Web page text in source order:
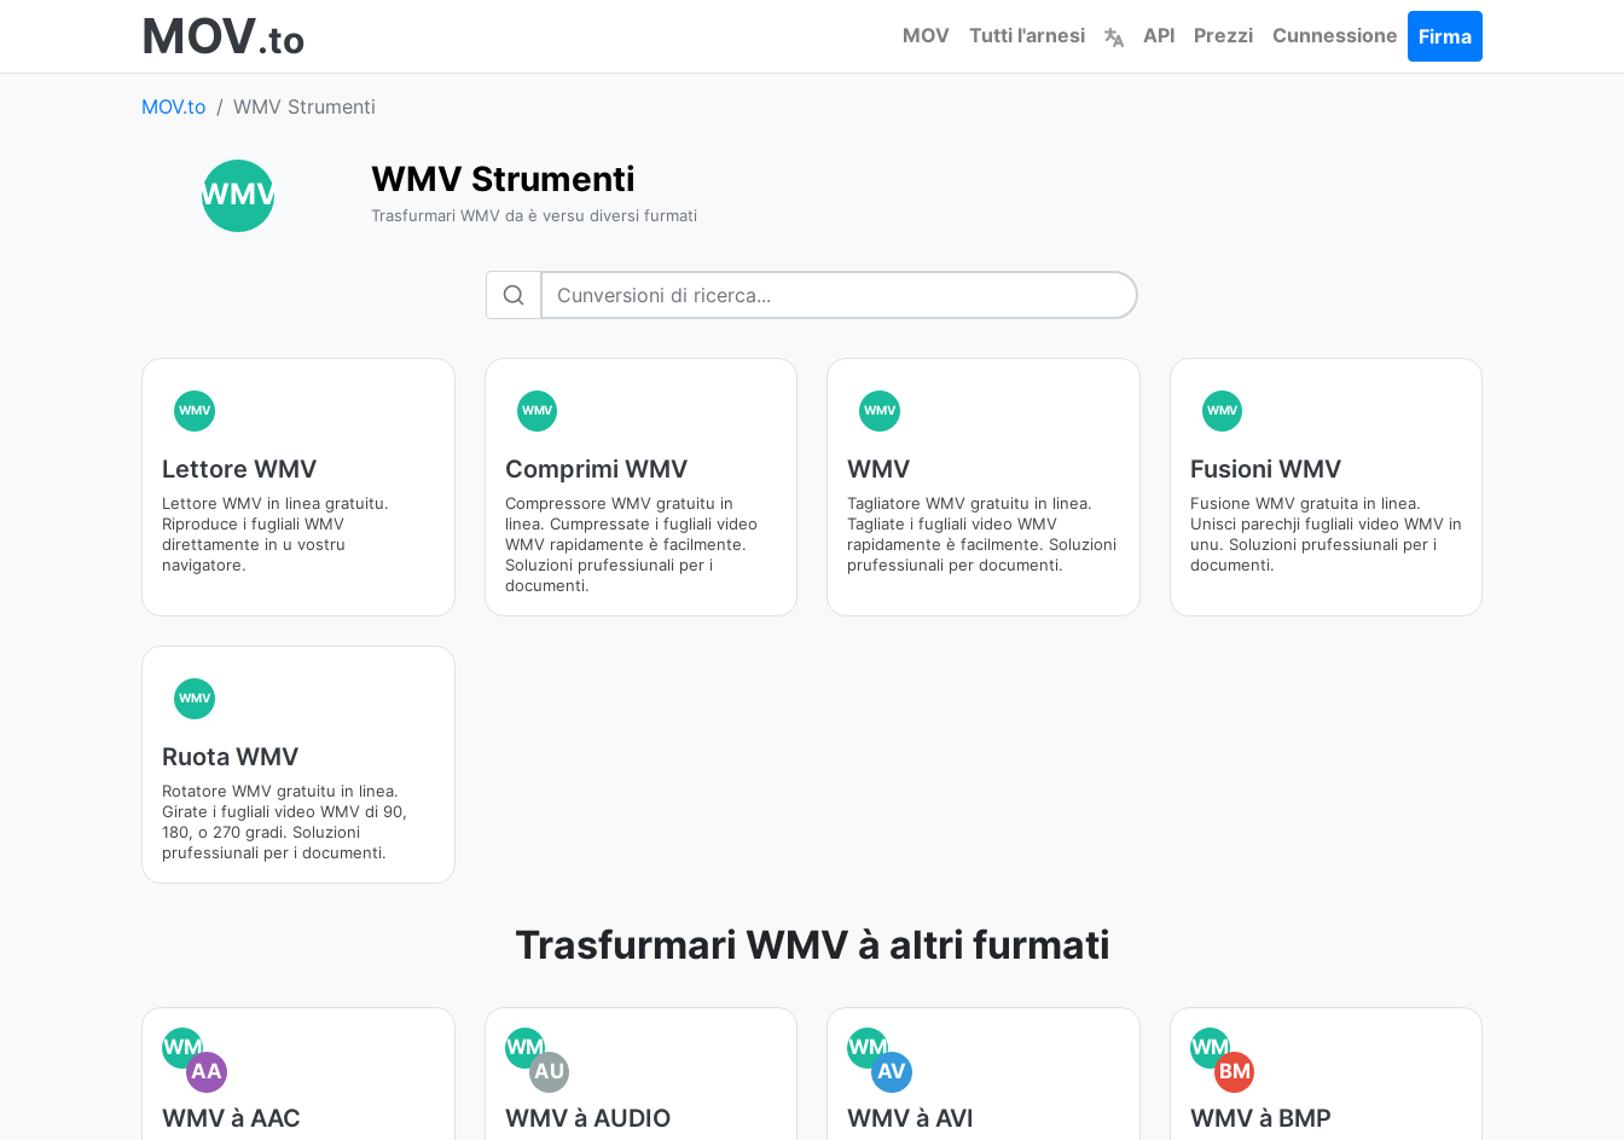
MOV.to MOV Tutti l'arnesi API Prezzi Cunnessione Firma
MOV.to WMV Strumenti
WMV WMV Strumenti
Trasfurmari WMV da è versu diversi furmati
WMV
Lettore WMV
Lettore WMV in linea gratuitu.
Riproduce i fugliali WMV
direttamente in u vostru
navigatore.
WMV
Comprimi WMV
Compressore WMV gratuitu in
linea. Cumpressate i fugliali video
WMV rapidamente è facilmente.
Soluzioni prufessiunali per i
documenti.
WMV
WMV
Tagliatore WMV gratuitu in linea.
Tagliate i fugliali video WMV
rapidamente è facilmente. Soluzioni
prufessiunali per documenti.
WMV
Fusioni WMV
Fusione WMV gratuita in linea.
Unisci parechji fugliali video WMV in
unu. Soluzioni prufessiunali per i
documenti.
WMV
Ruota WMV
Rotatore WMV gratuitu in linea.
Girate i fugliali video WMV di 90,
180, o 270 gradi. Soluzioni
prufessiunali per i documenti.
Trasfurmari WMV à altri furmati
WM
AA
WMV à AAC
WM
AU
WMV à AUDIO
WM
AV
WMV à AVI
WM
BM
WMV à BMP